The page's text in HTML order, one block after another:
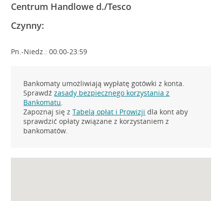
Centrum Handlowe d./Tesco
Czynny:
Pn.-Niedz.: 00:00-23:59
Bankomaty umożliwiają wypłatę gotówki z konta.
Sprawdźzasady bezpiecznego korzystania z
Bankomatu.
Zapoznaj się zTabelą opłat i Prowizji dla kont aby
sprawdzić opłaty związane z korzystaniem z
bankomatów.